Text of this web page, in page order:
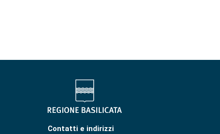
Contatti e indirizzi